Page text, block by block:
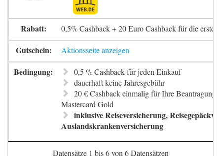
0,5% Cashback + 20 Euro Cashback für die erste
Aktionsseite anzeigen
0,5 % Cashback für jeden Einkauf
dauerhaft keine Jahresgebühr
20 € Cashback einmalig für Ihre Beantragung
Mastercard Gold
inklusive Reiseversicherung,
Auslandskrankenversicherung
Datensätze 1 bis 6 von 6 Datensätzen